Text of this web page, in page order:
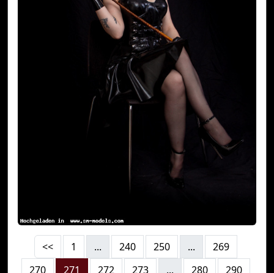
<< 1 ... 240 250 ...
269
270
271 272 273 ... 280 290